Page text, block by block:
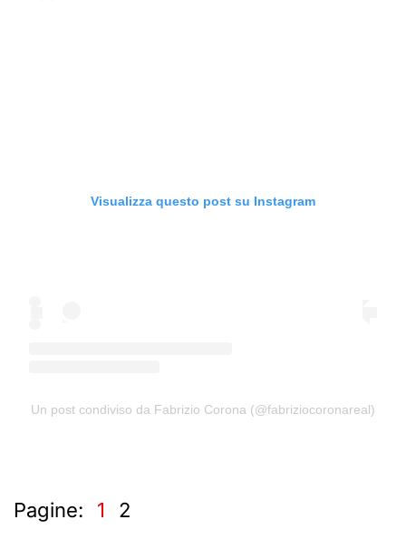
Visualizza questo post su Instagram
Un post condiviso da Fabrizio Corona (@fabriziocoronareal)
Pagine: 1 2